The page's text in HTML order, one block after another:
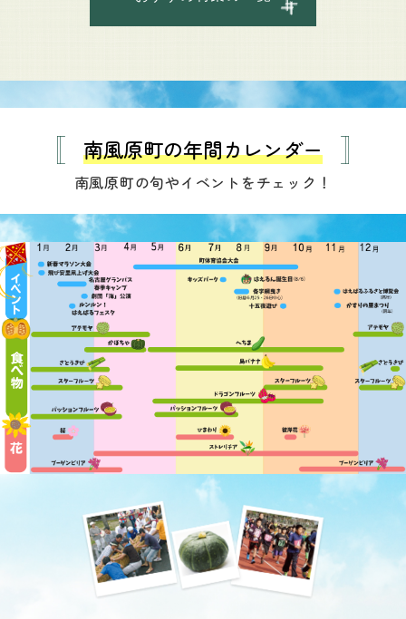
南風原町の年間カレンダー
南風原町の旬やイベントをチェック！